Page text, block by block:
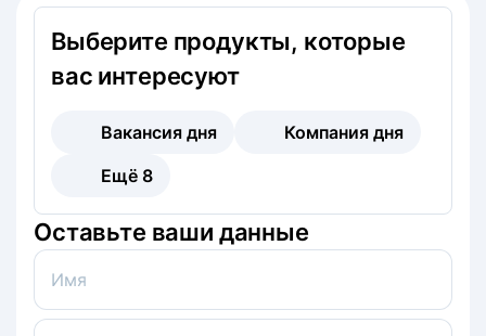
Выберите продукты, которые
вас интересуют
Вакансия дня
Компания дня
Ещё 8
Оставьте ваши данные
Имя